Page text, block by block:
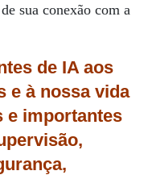
sua conexão com a
de IA aos
e à nossa vida
e importantes